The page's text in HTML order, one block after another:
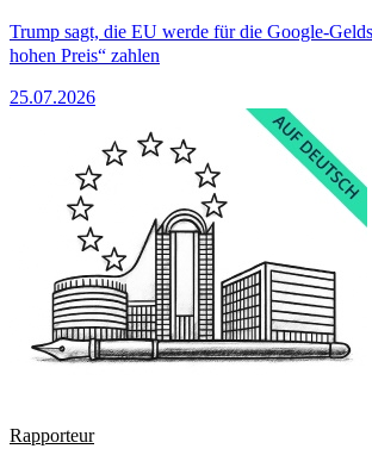
Trump sagt, die EU werde für die Google-
hohen Preis“ zahlen
25.07.2026
Rapporteur